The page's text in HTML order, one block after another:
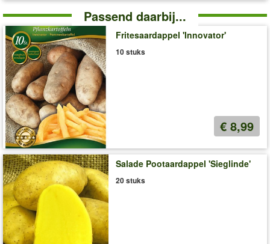
Passend daarbij...
Fritesaardappel 'Innovator'
10 stuks
€ 8,99
Salade Pootaardappel 'Sieglinde'
20 stuks